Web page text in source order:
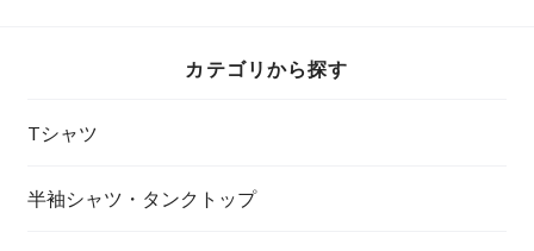
カテゴリから探す
Tシャツ
半袖シャツ・タンクトップ